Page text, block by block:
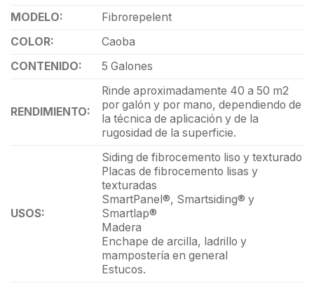
MODELO:
Fibrorepelent
COLOR:
Caoba
CONTENIDO:
5 Galones
RENDIMIENTO:
Rinde aproximadamente 40 a 50 m2
por galón y por mano, dependiendo de
la técnica de aplicación y de la
rugosidad de la superficie.
USOS:
Siding de fibrocemento liso y texturado
Placas de fibrocemento lisas y
texturadas
SmartPanel®, Smartsiding® y
Smartlap®
Madera
Enchape de arcilla, ladrillo y
mampostería en general
Estucos.